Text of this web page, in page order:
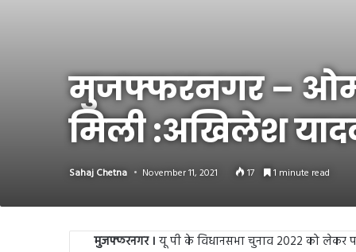
मुजफ्फरनगर –
मिली :अखिलेश
Sahaj Chetna November 11, 2021 17 1 minute read
मुजफ्फरनगर । यू पी के विधानसभा चुनाव 2022 को लेकर